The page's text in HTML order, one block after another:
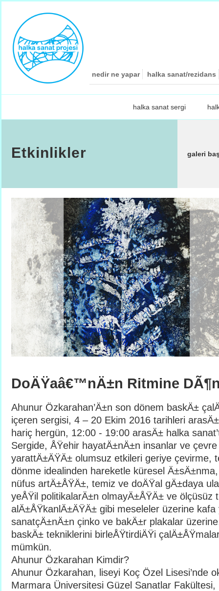
nedir ne yapar halka sanat/rezidans
halka sanat sergi
Etkinlikler galeri
DoÄŸaâ€™nÄ±n Ritmine
Ahunur Özkarahan’Ä±n son dönem baskÄ±
içeren sergisi, 4 – 20 Ekim 2016 tarihleri
hariç hergün, 12:00 - 19:00 arasÄ± halka
Sergide, ÅŸehir hayatÄ±nÄ±n insanlar ve
yarattÄ±ÄŸÄ± olumsuz etkileri geriye çevirme,
dönme idealinden hareketle küresel
nüfus artÄ±ÅŸÄ±, temiz ve doÄŸal gÄ±daya
yeÅŸil politikalarÄ±n olmayÄ±ÅŸÄ± ve ölçüsüz
alÄ±ÅŸkanlÄ±ÄŸÄ± gibi meseleler üzerine
sanatçÄ±nÄ±n çinko ve bakÄ±r plakalar
baskÄ± tekniklerini birleÅŸtirdiÄŸi
mümkün.
Ahunur Özkarahan Kimdir?
Ahunur Özkarahan, liseyi Koç Özel Lisesi’nde
Marmara Üniversitesi Güzel Sanatlar